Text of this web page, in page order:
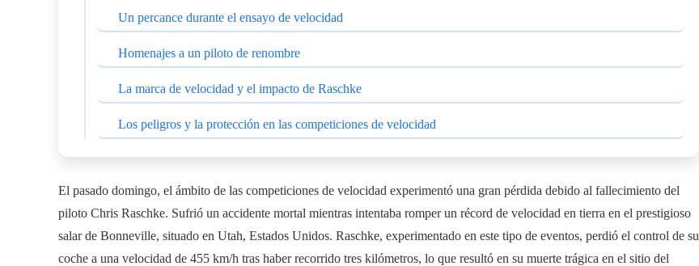
Un percance durante el ensayo de velocidad
Homenajes a un piloto de renombre
La marca de velocidad y el impacto de Raschke
Los peligros y la protección en las competiciones de velocidad
El pasado domingo, el ámbito de las competiciones de velocidad experimentó una gran pérdida debido al fallecimiento del
piloto Chris Raschke. Sufrió un accidente mortal mientras intentaba romper un récord de velocidad en tierra en el prestigioso
salar de Bonneville, situado en Utah, Estados Unidos. Raschke, experimentado en este tipo de eventos, perdió el control de su
coche a una velocidad de 455 km/h tras haber recorrido tres kilómetros, lo que resultó en su muerte trágica en el sitio del